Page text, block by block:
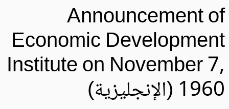
Announcement
Economic
Institute on November
(الإنجليزية)